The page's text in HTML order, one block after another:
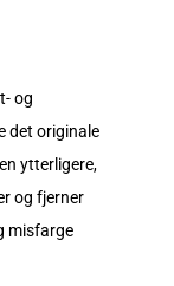
og
det originale
ytterligere,
og fjerner
misfarge